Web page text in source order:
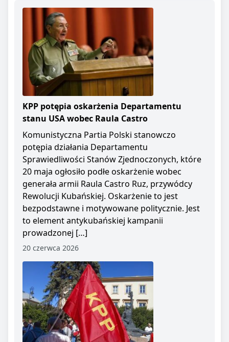
KPP potępia oskarżenia Departamentu
stanu USA wobec Raula Castro
Komunistyczna Partia Polski stanowczo
potępia działania Departamentu
Sprawiedliwości Stanów Zjednoczonych, które
20 maja ogłosiło podłe oskarżenie wobec
generała armii Raula Castro Ruz, przywódcy
Rewolucji Kubańskiej. Oskarżenie to jest
bezpodstawne i motywowane politycznie. Jest
to element antykubańskiej kampanii
prowadzonej […]
20 czerwca 2026